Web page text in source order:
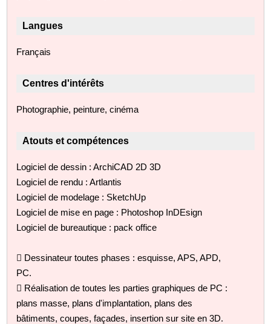
Langues
Français
Centres d'intérêts
Photographie, peinture, cinéma
Atouts et compétences
Logiciel de dessin : ArchiCAD 2D 3D
Logiciel de rendu : Artlantis
Logiciel de modelage : SketchUp
Logiciel de mise en page : Photoshop InDEsign
Logiciel de bureautique : pack office
 Dessinateur toutes phases : esquisse, APS, APD,
PC.
 Réalisation de toutes les parties graphiques de PC :
plans masse, plans d'implantation, plans des
bâtiments, coupes, façades, insertion sur site en 3D.